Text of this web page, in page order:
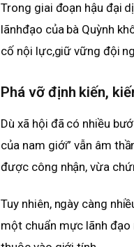
Trong giai đoạn hậu đại
lãnhđạo của bà Quỳnh
cố nội lực,giữ vững đội
Phá vỡ định kiến,
Dù xã hội đã có nhiều
của nam giới” vẫn âm
được công nhận, vừa
Tuy nhiên, ngày càng
một chuẩn mực lãnh đạo